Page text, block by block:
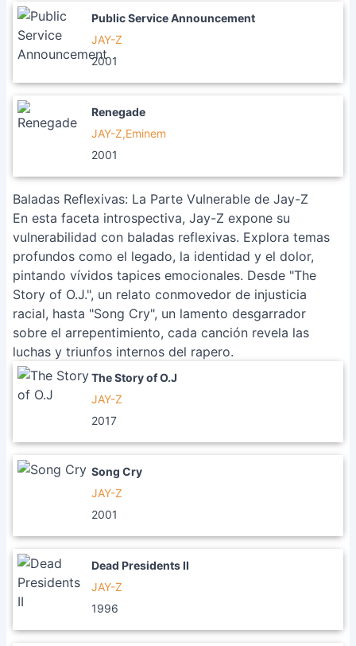
Public Service Announcement
JAY-Z
2001
Renegade
JAY-Z,Eminem
2001
Baladas Reflexivas: La Parte Vulnerable de Jay-Z
En esta faceta introspectiva, Jay-Z expone su
vulnerabilidad con baladas reflexivas. Explora temas
profundos como el legado, la identidad y el dolor,
pintando vívidos tapices emocionales. Desde "The
Story of O.J.", un relato conmovedor de injusticia
racial, hasta "Song Cry", un lamento desgarrador
sobre el arrepentimiento, cada canción revela las
luchas y triunfos internos del rapero.
The Story of O.J
JAY-Z
2017
Song Cry
JAY-Z
2001
Dead Presidents II
JAY-Z
1996